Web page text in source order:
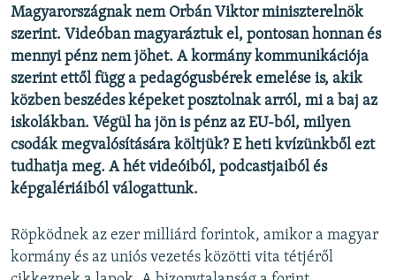
Valamennyi RFE/RL weboldal
Magyarországnak nem Orbán Viktor miniszterelnök
szerint. Videóban magyaráztuk el, pontosan honnan és
mennyi pénz nem jöhet. A kormány kommunikációja
szerint ettől függ a pedagógusbérek emelése is, akik
közben beszédes képeket posztolnak arról, mi a baj az
iskolákban. Végül ha jön is pénz az EU-ból, milyen
csodák megvalósítására költjük? E heti kvízünkből ezt
tudhatja meg. A hét videóiból, podcastjaiból és
képgalériáiból válogattunk.
Röpködnek az ezer milliárd forintok, amikor a magyar
kormány és az uniós vezetés közötti vita tétjéről